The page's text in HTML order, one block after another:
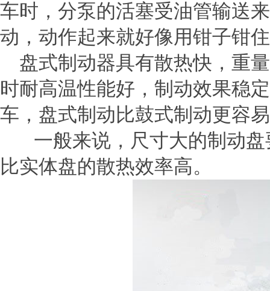
车时，分泵的活塞受油管输送
动，动作起来就好像用钳子钳
盘式制动器具有散热快，重
时耐高温性能好，制动效果稳
车，盘式制动比鼓式制动更容
一般来说，尺寸大的制动盘
比实体盘的散热效率高。